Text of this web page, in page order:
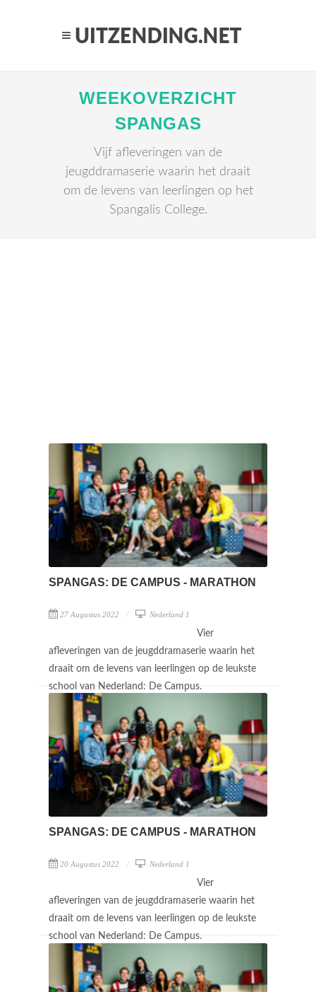
WEEKOVERZICHT
SPANGAS
Vijf afleveringen van de
jeugddramaserie waarin het draait
om de levens van leerlingen op het
Spangalis College.
SPANGAS: DE CAMPUS - MARATHON
27 Augustus 2022 Nederland 1
Vier
afleveringen van de jeugddramaserie waarin het
draait om de levens van leerlingen op de leukste
school van Nederland: De Campus.
SPANGAS: DE CAMPUS - MARATHON
20 Augustus 2022 Nederland 1
Vier
afleveringen van de jeugddramaserie waarin het
draait om de levens van leerlingen op de leukste
school van Nederland: De Campus.